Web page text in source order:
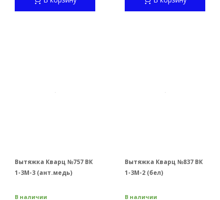
Вытяжка Кварц №757 ВК
1-3М-3 (ант.медь)
В наличии
Вытяжка Кварц №837 ВК
1-3М-2 (бел)
В наличии